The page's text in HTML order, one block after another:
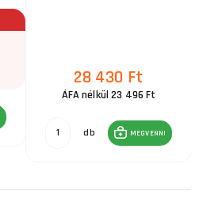
28 430 Ft
ÁFA nélkül 23 496 Ft
db MEGVENNI